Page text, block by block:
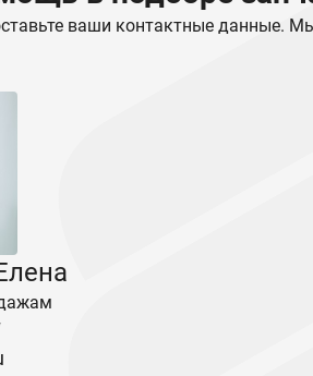
ваши контактные данные.